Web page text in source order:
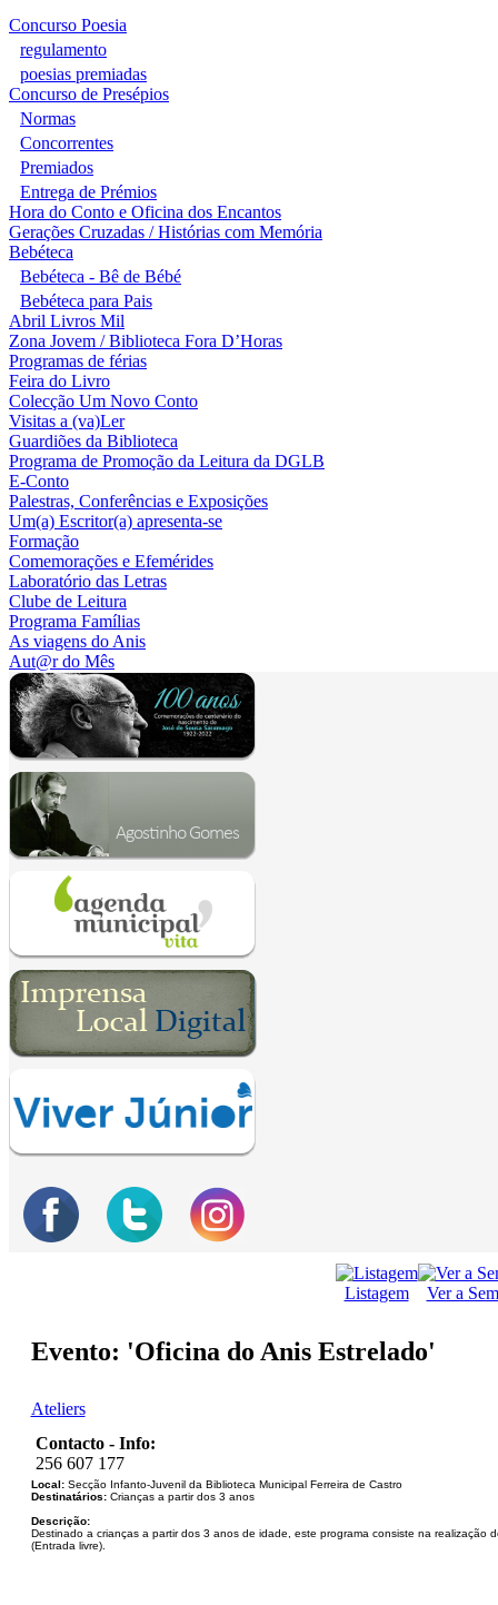
Concurso Poesia
regulamento
poesias premiadas
Concurso de Presépios
Normas
Concorrentes
Premiados
Entrega de Prémios
Hora do Conto e Oficina dos Encantos
Gerações Cruzadas / Histórias com Memória
Bebéteca
Bebéteca - Bê de Bébé
Bebéteca para Pais
Abril Livros Mil
Zona Jovem / Biblioteca Fora D’Horas
Programas de férias
Feira do Livro
Colecção Um Novo Conto
Visitas a (va)Ler
Guardiões da Biblioteca
Programa de Promoção da Leitura da DGLB
E-Conto
Palestras, Conferências e Exposições
Um(a) Escritor(a) apresenta-se
Formação
Comemorações e Efemérides
Laboratório das Letras
Clube de Leitura
Programa Famílias
As viagens do Anis
Aut@r do Mês
Listagem Ver a
Evento: 'Oficina do Anis Estrelado'
Ateliers
Contacto - Info:
256 607 177
Local: Secção Infanto-Juvenil da Biblioteca Municipal Ferreira de Castro
Destinatários: Crianças a partir dos 3 anos
Descrição:
Destinado a crianças a partir dos 3 anos de idade, este programa consiste na
(Entrada livre).